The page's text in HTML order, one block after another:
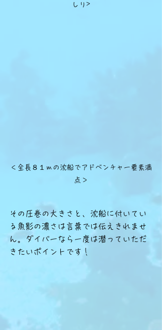
しり>
＜全長８１ｍの沈船でアドベンチャー要素満
点＞
その圧巻の大きさと、沈船に付いてい
る魚影の濃さは言葉では伝えきれませ
ん。ダイバーなら一度は潜っていただ
きたいポイントです！